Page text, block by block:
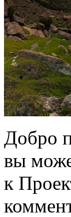
Добро
вы
к